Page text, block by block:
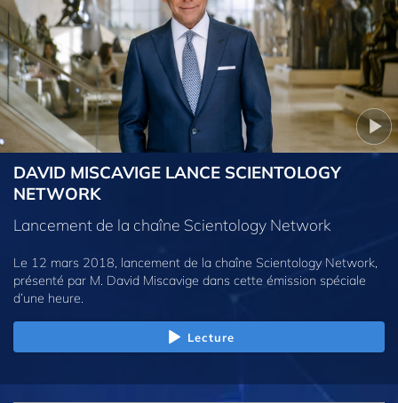
DAVID MISCAVIGE LANCE SCIENTOLOGY
NETWORK
Lancement de la chaîne Scientology Network
Le 12 mars 2018, lancement de la chaîne Scientology Network,
présenté par M. David Miscavige dans cette émission spéciale
d’une heure.
Lecture